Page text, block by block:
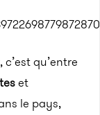
qu’entre
et
le pays,